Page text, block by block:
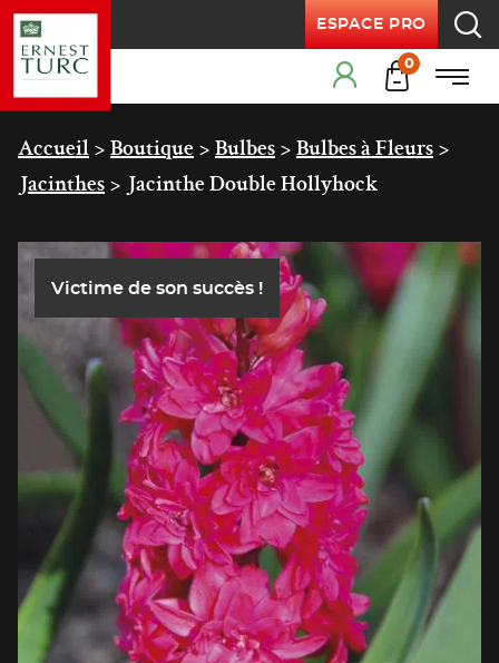
ESPACE PRO
Recherche
Menu principal
Menu
Cart
0
Products
Accueil > Boutique > Bulbes > Bulbes à Fleurs >
Jacinthes > Jacinthe Double Hollyhock
Victime de son succès !